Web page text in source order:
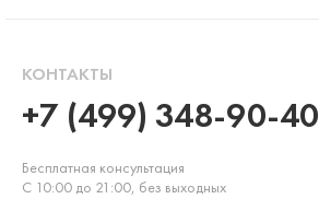
КОНТАКТЫ
+7 (499) 348-90-40
Бесплатная консультация
С 10:00 до 21:00, без выходных